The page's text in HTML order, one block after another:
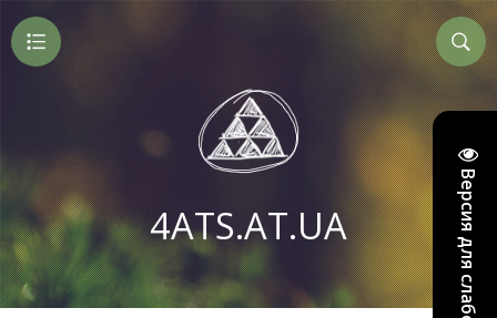
4ATS.AT.UA